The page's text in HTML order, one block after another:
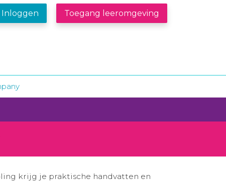
Inloggen Toegang leeromgeving
krijg je praktische handvatten en